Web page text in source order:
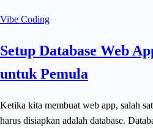
Vibe Coding
Setup Database Web
untuk Pemula
Ketika kita membuat web app, salah
harus disiapkan adalah database.